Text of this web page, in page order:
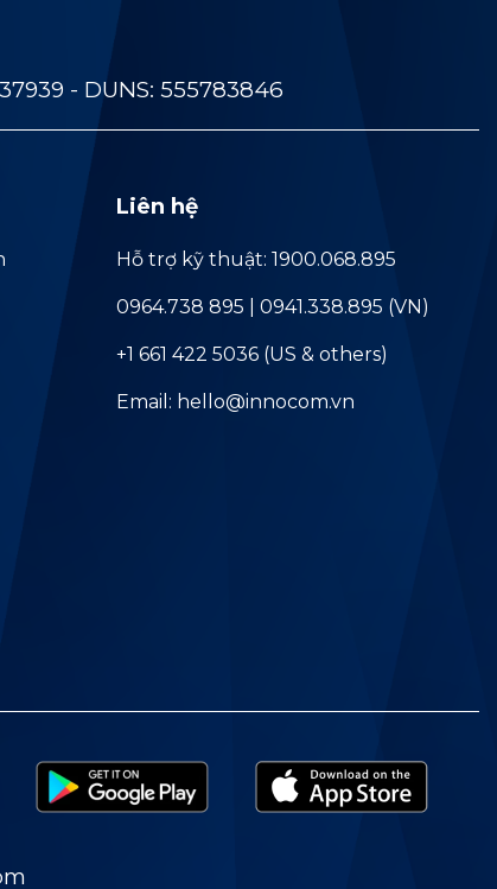
- DUNS: 555783846
Liên hệ
Hỗ trợ kỹ thuật: 1900.068.895
0964.738 895 | 0941.338.895 (VN)
+1 661 422 5036 (US & others)
Email: hello@innocom.vn